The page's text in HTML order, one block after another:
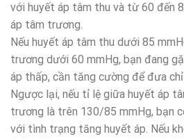
với huyết áp tâm thu và từ 60 đến
áp tâm trương.
Nếu huyết áp tâm thu dưới 85
trương dưới 60 mmHg, bạn đang
áp thấp, cần tăng cường để đưa
Ngược lại, nếu tỉ lệ giữa huyết áp
trương là trên 130/85 mmHg, bạn
với tình trạng tăng huyết áp. Nếu